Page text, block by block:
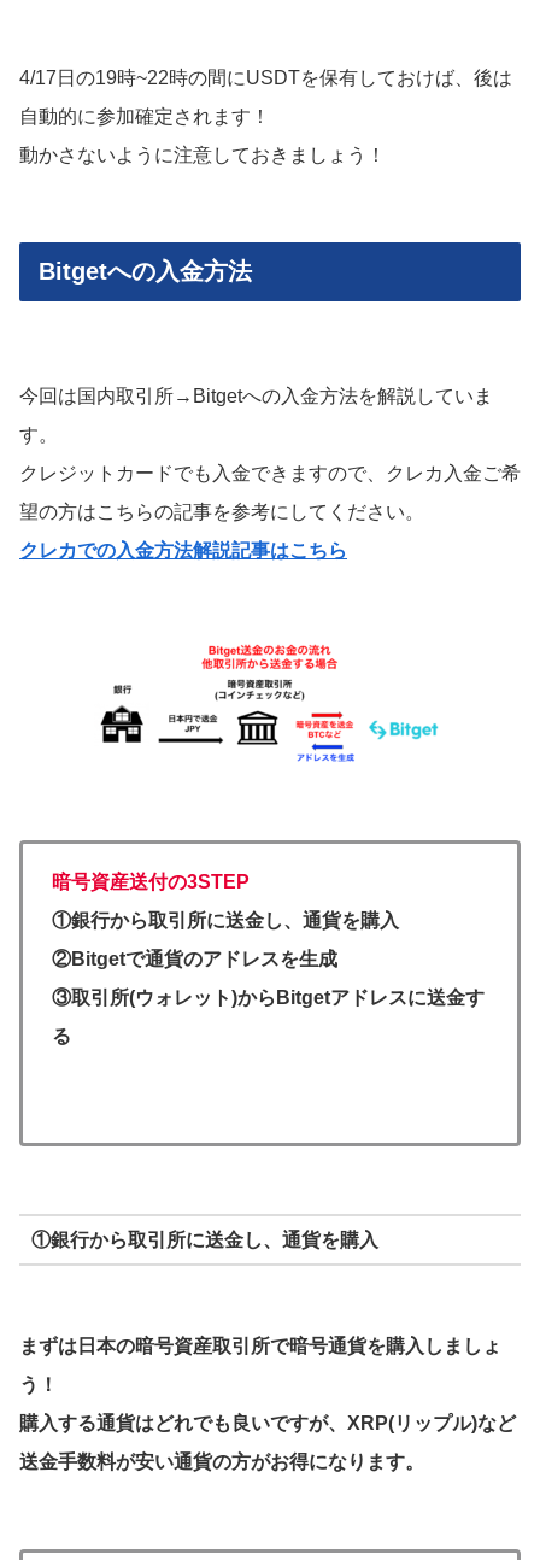
4/17日の19時~22時の間にUSDTを保有しておけば、後は
自動的に参加確定されます！
動かさないように注意しておきましょう！
Bitgetへの入金方法
今回は国内取引所→Bitgetへの入金方法を解説していま
す。
クレジットカードでも入金できますので、クレカ入金ご希
望の方はこちらの記事を参考にしてください。
クレカでの入金方法解説記事はこちら
暗号資産送付の3STEP
①銀行から取引所に送金し、通貨を購入
②Bitgetで通貨のアドレスを生成
③取引所(ウォレット)からBitgetアドレスに送金す
る
①銀行から取引所に送金し、通貨を購入
まずは日本の暗号資産取引所で暗号通貨を購入しましょ
う！
購入する通貨はどれでも良いですが、XRP(リップル)など
送金手数料が安い通貨の方がお得になります。